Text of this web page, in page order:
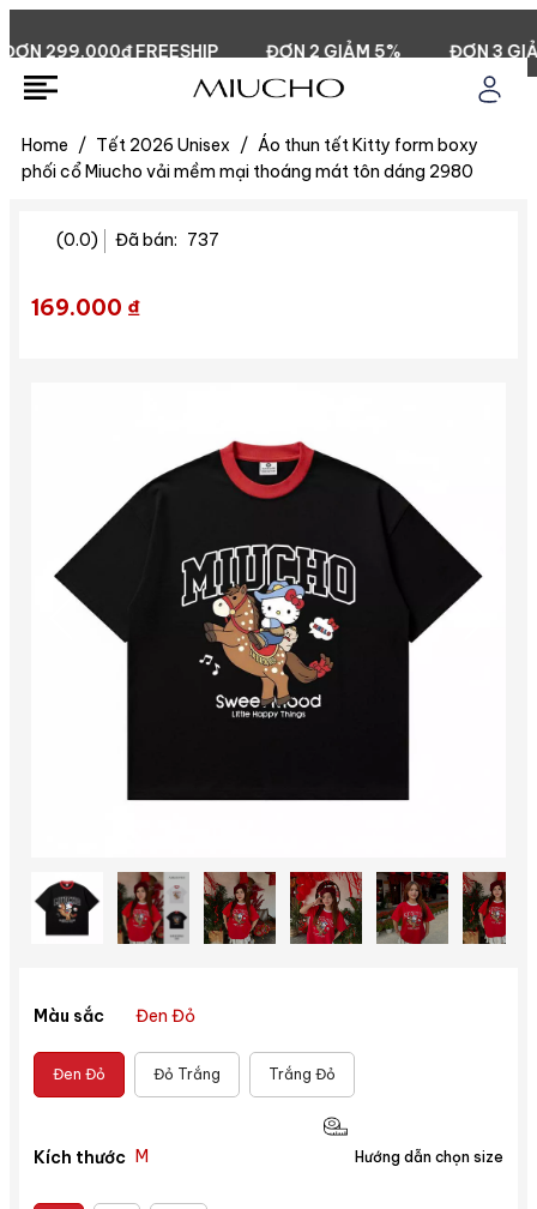
299.000đ FREESHIP ĐƠN 2 GIẢM 5% ĐƠN 3 GIẢM
Home / Tết 2026 Unisex / Áo thun tết Kitty form boxy
phối cổ Miucho vải mềm mại thoáng mát tôn dáng 2980
Màu sắc Đen Đỏ
Đen Đỏ Đỏ Trắng Trắng Đỏ
Kích thước M Hướng dẫn chọn size
169.000 ₫
Đã bán: 737
(0.0)